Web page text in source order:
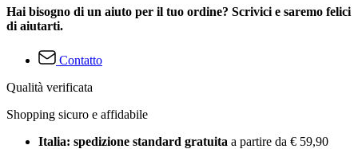
Hai bisogno di un aiuto per il tuo ordine? Scrivici e saremo felici
di aiutarti.
Contatto
Qualità verificata
Shopping sicuro e affidabile
Italia: spedizione standard gratuita a partire da € 59,90